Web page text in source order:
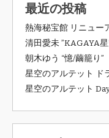
最近の投稿
熱海秘宝館 リニュー
清田愛未 ”KAGAYA
朝木ゆう “憶/繭籠り”
星空のアルテット ド
星空のアルテット